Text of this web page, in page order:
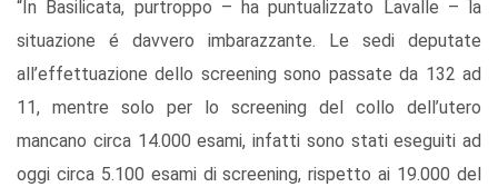
“In Basilicata, purtroppo – ha puntualizzato Lavalle – la
situazione é davvero imbarazzante. Le sedi deputate
all’effettuazione dello screening sono passate da 132 ad
11, mentre solo per lo screening del collo dell’utero
mancano circa 14.000 esami, infatti sono stati eseguiti ad
oggi circa 5.100 esami di screening, rispetto ai 19.000 del